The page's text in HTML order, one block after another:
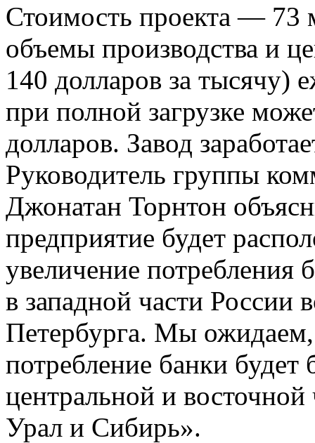
Стоимость проекта — 73
объемы производства и
140 долларов за тысячу)
при полной загрузке
долларов. Завод
Руководитель группы
Джонатан Торнтон
предприятие будет
увеличение потребления
в западной части
Петербурга. Мы
потребление банки
центральной и
Урал и Сибирь».